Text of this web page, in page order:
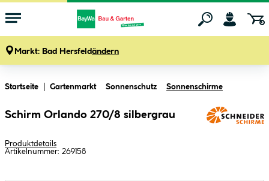
Markt: Bad Hersfeldändern
Startseite Gartenmarkt Sonnenschutz Sonnenschirme
Schirm Orlando 270/8 silbergrau
Produktdetails
Artikelnummer: 269158